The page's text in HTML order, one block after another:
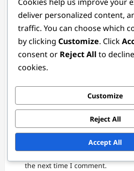
Name*
Email*
Website
Save my name, email, and
the next time I comment.
deliver personalized content,
traffic. You can choose which
by clicking Customize. Click
consent or Reject All to
cookies.
Customize
Reject All
Accept All